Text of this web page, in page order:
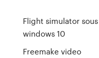
Flight simulator sous
windows 10
Freemake video